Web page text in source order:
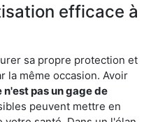
efficace à
sa propre protection et
la même occasion. Avoir
pas un gage de
peuvent mettre en